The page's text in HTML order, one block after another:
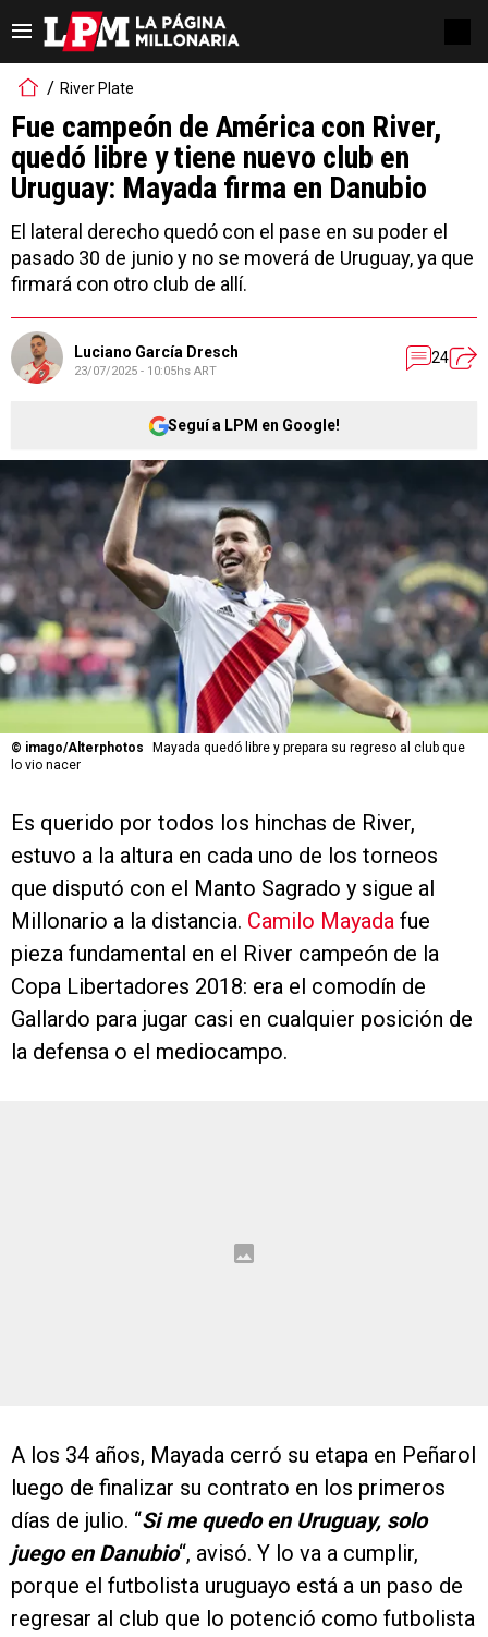
River Plate
Fue campeón de América con River,
quedó libre y tiene nuevo club en
Uruguay: Mayada firma en Danubio
El lateral derecho quedó con el pase en su poder el
pasado 30 de junio y no se moverá de Uruguay, ya que
firmará con otro club de allí.
Luciano García Dresch
23/07/2025 - 10:05hs ART
24
Seguí a LPM en Google!
© imago/Alterphotos
Mayada quedó libre y prepara su regreso al club que
lo vio nacer
Es querido por todos los hinchas de River,
estuvo a la altura en cada uno de los torneos
que disputó con el Manto Sagrado y sigue al
Millonario a la distancia. Camilo Mayada fue
pieza fundamental en el River campeón de la
Copa Libertadores 2018: era el comodín de
Gallardo para jugar casi en cualquier posición de
la defensa o el mediocampo.
A los 34 años, Mayada cerró su etapa en Peñarol
luego de finalizar su contrato en los primeros
días de julio. “Si me quedo en Uruguay, solo
juego en Danubio“, avisó. Y lo va a cumplir,
porque el futbolista uruguayo está a un paso de
regresar al club que lo potenció como futbolista